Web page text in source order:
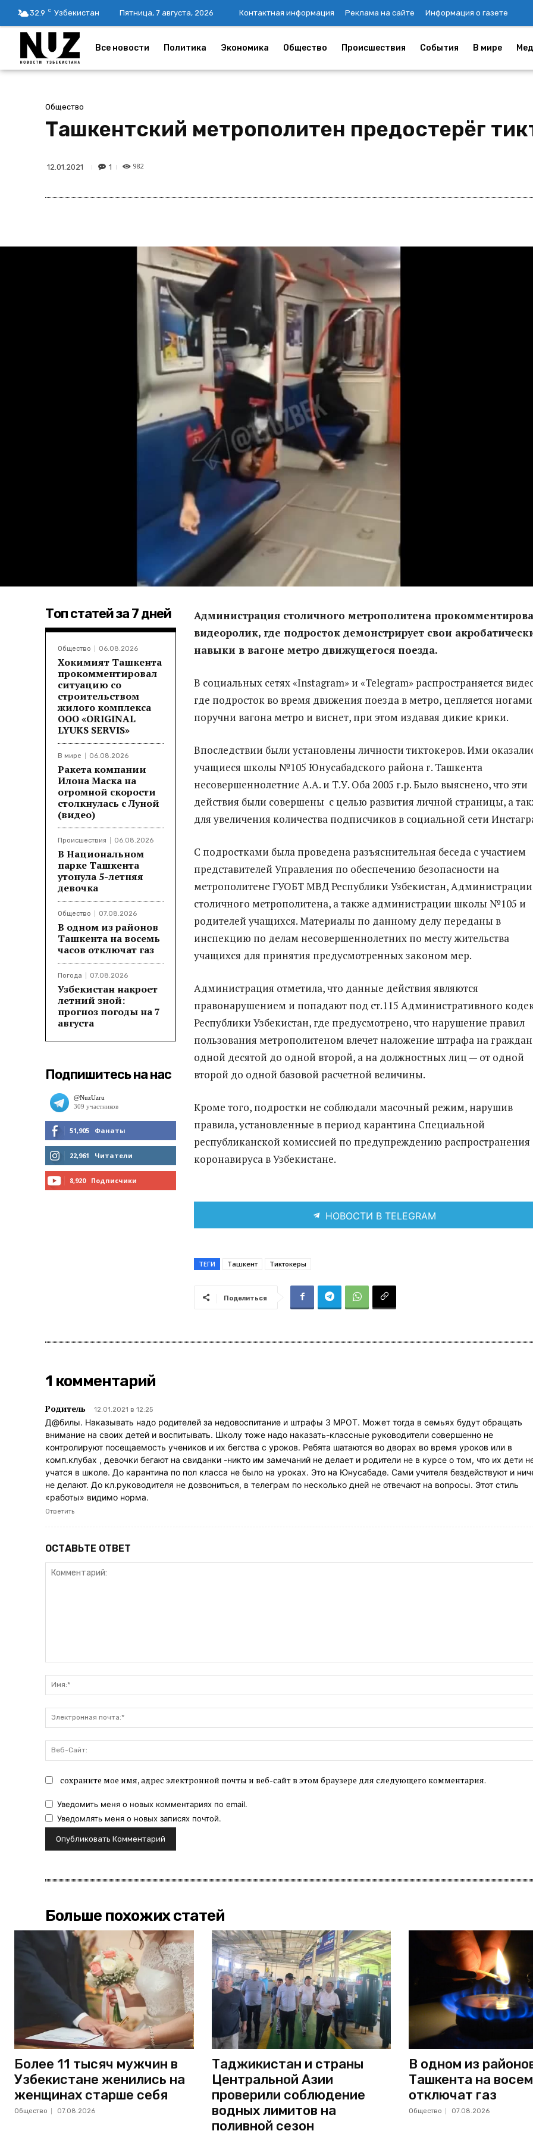
32.9 C Узбекистан Пятница, 7 августа, 2026 Контактная информация Реклама на сайте Информация о газете
Все новости Политика Экономика Общество Происшествия События В мире
Общество
Ташкентский метрополитен предостерёг
12.01.2021 1 982
Топ статей за 7 дней
Общество 06.08.2026
Хокимият Ташкента
прокомментировал
ситуацию со
строительством
жилого комплекса
ООО «ORIGINAL
LYUKS SERVIS»
В мире 06.08.2026
Ракета компании
Илона Маска на
огромной скорости
столкнулась с Луной
(видео)
Происшествия 06.08.2026
В Национальном
парке Ташкента
утонула 5-летняя
девочка
Общество 07.08.2026
В одном из районов
Ташкента на восемь
часов отключат газ
Погода 07.08.2026
Узбекистан накроет
летний зной:
прогноз погоды на 7
августа
Подпишитесь на нас
51,905 Фанаты
МНЕ НРАВИТСЯ
22,961 Читатели
8,920 Подписчики
Администрация столичного метрополитена
видеоролик, где подросток демонстрирует свои
навыки в вагоне метро движущегося поезда.
В социальных сетях «Instagram» и «Telegram» распространяется
где подросток во время движения поезда в метро, цепляется
поручни вагона метро и виснет, при этом издавая дикие крики.
Впоследствии были установлены личности тиктокеров. Ими
учащиеся школы №105 Юнусабадского района г. Ташкента
несовершеннолетние А.А. и Т.У. Оба 2005 г.р. Было выяснено, что эти
действия были совершены с целью развития личной страницы, а
для увеличения количества подписчиков в социальной сети
С подростками была проведена разъяснительная беседа с участием
представителей Управления по обеспечению безопасности на
метрополитене ГУОБТ МВД Республики Узбекистан, Администрации
столичного метрополитена, а также администрации школы №105 и
родителей учащихся. Материалы по данному делу переданы в
инспекцию по делам несовершеннолетних по месту жительства
учащихся для принятия предусмотренных законом мер.
Администрация отметила, что данные действия являются
правонарушением и попадают под ст.115 Административного
Республики Узбекистан, где предусмотрено, что нарушение правил
пользования метрополитеном влечет наложение штрафа на
одной десятой до одной второй, а на должностных лиц — от одной
второй до одной базовой расчетной величины.
Кроме того, подростки не соблюдали масочный режим, нарушив
правила, установленные в период карантина Специальной
республиканской комиссией по предупреждению распространения
коронавируса в Узбекистане.
НОВОСТИ В TELEGRAM
ТЕГИ Ташкент Тиктокеры
Поделиться
1 комментарий
Родитель 12.01.2021 в 12:25
Д@билы. Наказывать надо родителей за недовоспитание и штрафы 3 МРОТ. Может тогда в семьях будут обращать
внимание на своих детей и воспитывать. Школу тоже надо наказать-классные руководители совершенно не
контролируют посещаемость учеников и их бегства с уроков. Ребята шатаются во дворах во время уроков или в
комп.клубах , девочки бегают на свиданки -никто им замечаний не делает и родители не в курсе о том, что их дети
учатся в школе. До карантина по пол класса не было на уроках. Это на Юнусабаде. Сами учителя бездействуют и
не делают. До кл.руководителя не дозвониться, в телеграм по несколько дней не отвечают на вопросы. Этот стиль
«работы» видимо норма.
Ответить
ОСТАВЬТЕ ОТВЕТ
сохраните мое имя, адрес электронной почты и веб-сайт в этом браузере для следующего комментария.
Уведомить меня о новых комментариях по email.
Уведомлять меня о новых записях почтой.
Больше похожих статей
Более 11 тысяч мужчин в
Узбекистане женились на
женщинах старше себя
Общество 07.08.2026
Таджикистан и страны
Центральной Азии
проверили соблюдение
водных лимитов на
поливной сезон
В одном из
Ташкента на
отключат газ
Общество 07.08.2026